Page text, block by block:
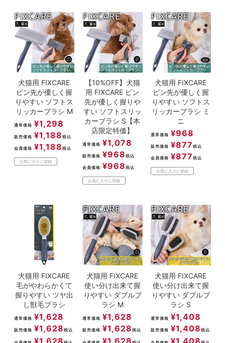
犬猫用 FIXCARE
ピン先が優しく握
りやすい ソフトス
リッカーブラシ M
通常価格 ¥1,298
販売価格 ¥1,188 税込
会員価格 ¥1,188 税込
お気に入りに登録
【10%OFF】犬猫
用 FIXCARE ピン
先が優しく握りや
すい ソフトスリッ
カーブラシ S【本
店限定特価】
通常価格 ¥1,078
販売価格 ¥968 税込
会員価格 ¥968 税込
お気に入りに登録
犬猫用 FIXCARE
ピン先が優しく握
りやすい ソフトス
リッカーブラシ ミ
ニ
通常価格 ¥968
販売価格 ¥877 税込
会員価格 ¥877 税込
お気に入りに登録
犬猫用 FIXCARE
毛がやわらかくて
握りやすい ツヤ出
し獣毛ブラシ
通常価格 ¥1,628
販売価格 ¥1,628 税込
¥1,628
犬猫用 FIXCARE
使い分け出来て握
りやすい ダブルブ
ラシ M
通常価格 ¥1,628
販売価格 ¥1,628 税込
¥1,628
犬猫用 FIXCARE
使い分け出来て握
りやすい ダブルブ
ラシ S
通常価格 ¥1,408
販売価格 ¥1,408 税込
¥1,408